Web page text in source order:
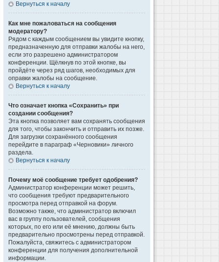
Вернуться к началу
Как мне пожаловаться на сообщения
модератору?
Рядом с каждым сообщением вы увидите кнопку,
предназначенную для отправки жалобы на него,
если это разрешено администратором
конференции. Щёлкнув по этой кнопке, вы
пройдёте через ряд шагов, необходимых для
оправки жалобы на сообщение.
Вернуться к началу
Что означает кнопка «Сохранить» при
создании сообщения?
Эта кнопка позволяет вам сохранять сообщения
для того, чтобы закончить и отправить их позже.
Для загрузки сохранённого сообщения
перейдите в параграф «Черновики» личного
раздела.
Вернуться к началу
Почему моё сообщение требует одобрения?
Администратор конференции может решить,
что сообщения требуют предварительного
просмотра перед отправкой на форум.
Возможно также, что администратор включил
вас в группу пользователей, сообщения
которых, по его или её мнению, должны быть
предварительно просмотрены перед отправкой.
Пожалуйста, свяжитесь с администратором
конференции для получения дополнительной
информации.